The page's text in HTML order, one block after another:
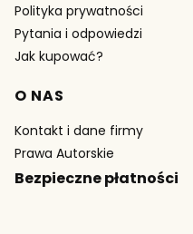
Polityka prywatności
Pytania i odpowiedzi
Jak kupować?
O NAS
Kontakt i dane firmy
Prawa Autorskie
Bezpieczne płatności